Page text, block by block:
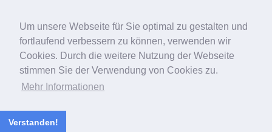
Um unsere Webseite für Sie optimal zu gestalten und
fortlaufend verbessern zu können, verwenden wir
Cookies. Durch die weitere Nutzung der Webseite
stimmen Sie der Verwendung von Cookies zu.
Mehr Informationen
Verstanden!